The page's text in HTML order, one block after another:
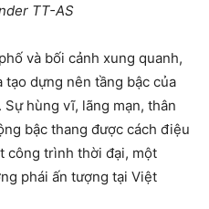
TT-AS
và bối cảnh xung quanh,
dựng nên tầng bậc của
hùng vĩ, lãng mạn, thân
bậc thang được cách điệu
công trình thời đại, một
phái ấn tượng tại Việt